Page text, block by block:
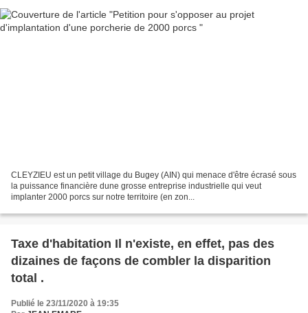
CLEYZIEU est un petit village du Bugey (AIN) qui menace d'être écrasé sous
la puissance financière dune grosse entreprise industrielle qui veut
implanter 2000 porcs sur notre territoire (en zon...
Taxe d'habitation Il n'existe, en effet, pas des
dizaines de façons de combler la disparition
total .
Publié le 23/11/2020 à 19:35